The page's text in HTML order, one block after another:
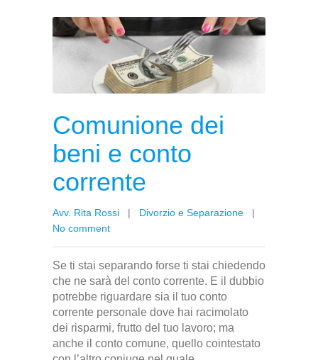
Comunione dei
beni e conto
corrente
Avv. Rita Rossi | Divorzio e Separazione |
No comment
Se ti stai separando forse ti stai chiedendo
che ne sarà del conto corrente. E il dubbio
potrebbe riguardare sia il tuo conto
corrente personale dove hai racimolato
dei risparmi, frutto del tuo lavoro; ma
anche il conto comune, quello cointestato